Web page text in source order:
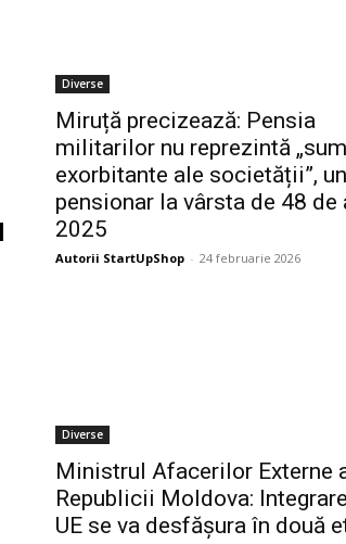
Diverse
Miruță precizează: Pensia
militarilor nu reprezintă
exorbitante ale societății”, un
pensionar la vârsta de 48 de
2025
Autorii StartUpShop - 24 februarie 2026
Diverse
Ministrul Afacerilor Externe
Republicii Moldova:
UE se va desfășura în două